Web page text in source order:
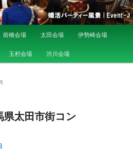
前橋会場 太田会場 伊勢崎会場
玉村会場 渋川会場
太田市街コン